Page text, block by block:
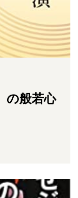
の般若心